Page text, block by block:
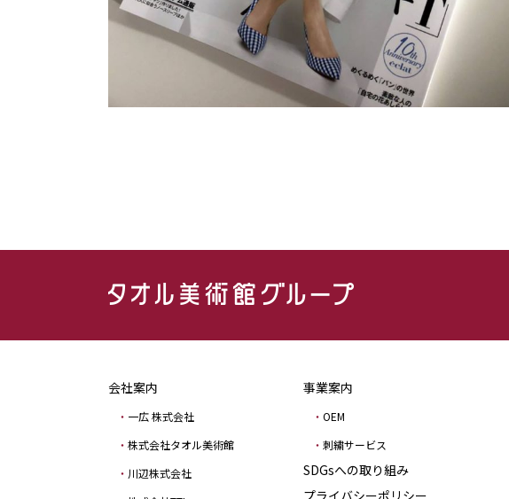
会社案内
一広 株式会社
株式会社タオル美術館
川辺株式会社
事業案内
OEM
刺繍サービス
SDGsへの取り組み
プライバシーポリシー